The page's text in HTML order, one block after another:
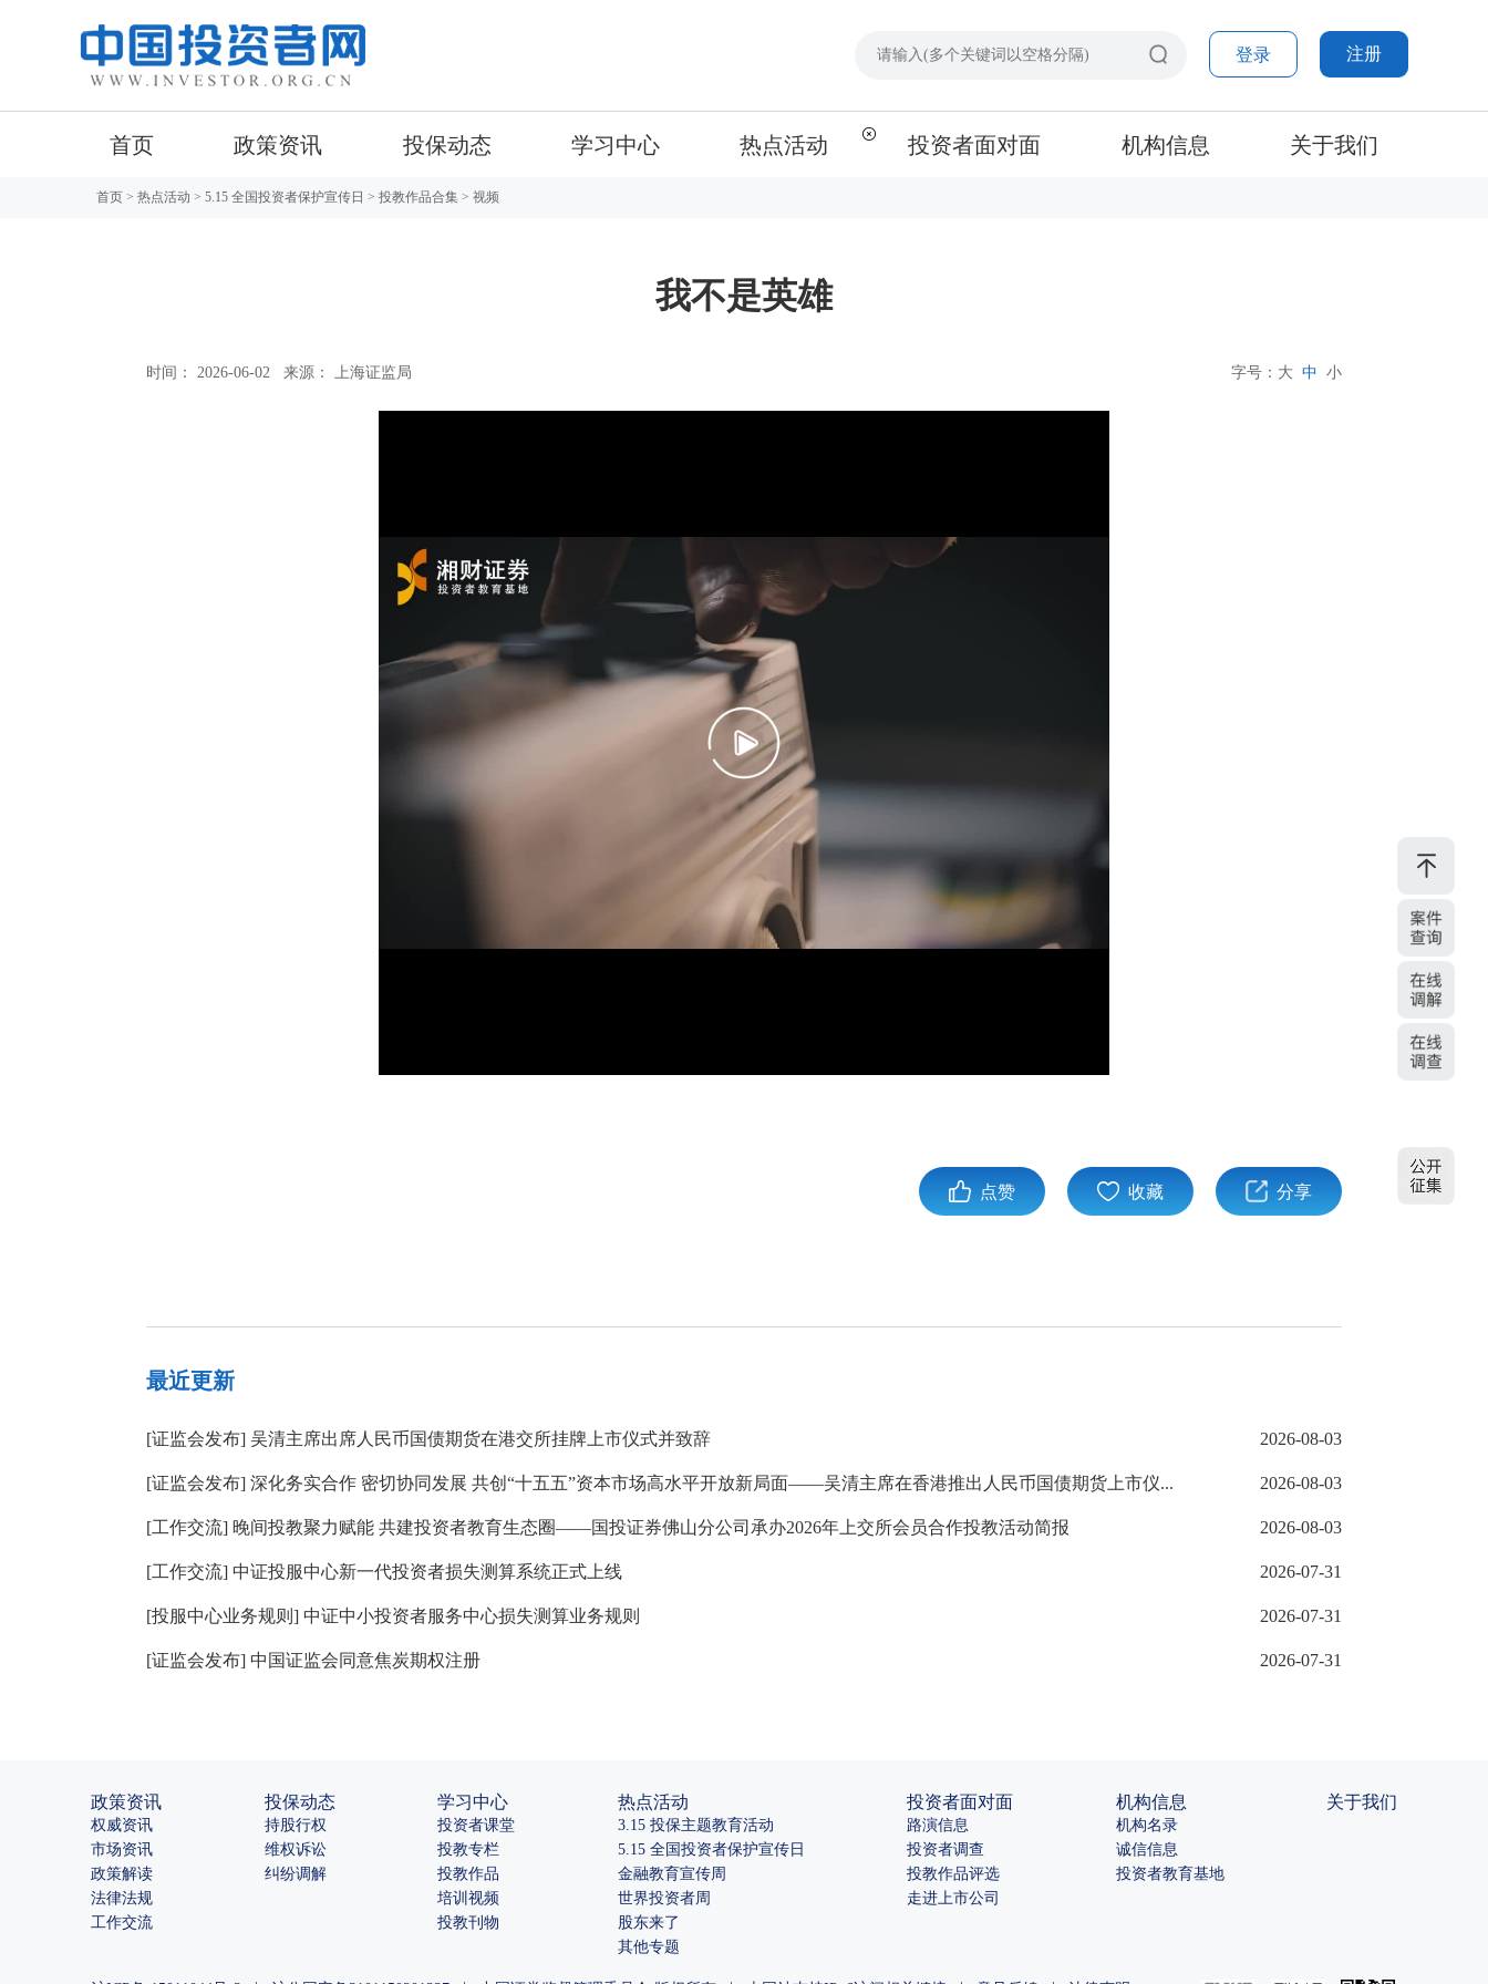
登录 注册
首页 政策资讯 投保动态 学习中心 热点活动 投资者面对面 机构信息 关于我们
首页 > 热点活动 > 5.15 全国投资者保护宣传日 > 投教作品合集 > 视频
我不是英雄
时间： 2026-06-02 来源： 上海证监局 字号： 大 中 小
点赞 收藏 分享
最近更新
[证监会发布] 吴清主席出席人民币国债期货在港交所挂牌上市仪式并致辞 2026-08-03
[证监会发布] 深化务实合作 密切协同发展 共创“十五五”资本市场高水平开放新局面——吴清主席在香港推出人民币国债期货上市仪... 2026-08-03
[工作交流] 晚间投教聚力赋能 共建投资者教育生态圈——国投证券佛山分公司承办2026年上交所会员合作投教活动简报 2026-08-03
[工作交流] 中证投服中心新一代投资者损失测算系统正式上线 2026-07-31
[投服中心业务规则 ] 中证中小投资者服务中心损失测算业务规则 2026-07-31
[证监会发布] 中国证监会同意焦炭期权注册 2026-07-31
政策资讯
权威资讯
市场资讯
政策解读
法律法规
工作交流
投保动态
持股行权
维权诉讼
纠纷调解
学习中心
投资者课堂
投教专栏
投教作品
培训视频
投教刊物
热点活动
3.15 投保主题教育活动
5.15 全国投资者保护宣传日
金融教育宣传周
世界投资者周
股东来了
其他专题
投资者面对面
路演信息
投资者调查
投教作品评选
走进上市公司
机构信息
机构名录
诚信信息
投资者教育基地
关于我们